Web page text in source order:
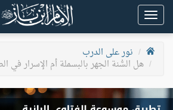
Toggle
navigation
نور على الدرب
هل السُّنة الجهر بالبسملة أم الإسرار في